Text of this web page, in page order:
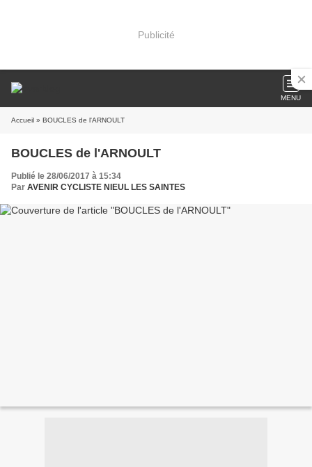
Publicité
MENU
Accueil » BOUCLES de l'ARNOULT
BOUCLES de l'ARNOULT
Publié le 28/06/2017 à 15:34
Par AVENIR CYCLISTE NIEUL LES SAINTES